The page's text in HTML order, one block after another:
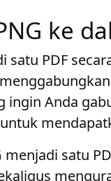
ke
satu PDF
ingin Anda
menjadi satu